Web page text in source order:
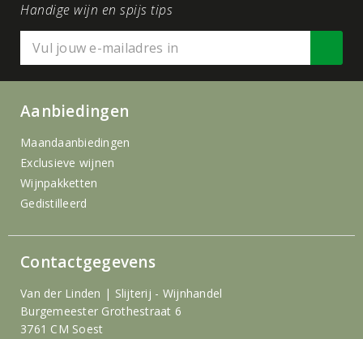
Handige wijn en spijs tips
Aanbiedingen
Maandaanbiedingen
Exclusieve wijnen
Wijnpakketten
Gedistilleerd
Contactgegevens
Van der Linden | Slijterij - Wijnhandel
Burgemeester Grothestraat 6
3761 CM Soest